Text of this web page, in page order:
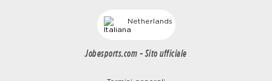
Netherlands
Jobesports.com - Sito ufficiale